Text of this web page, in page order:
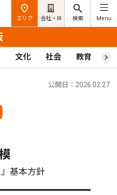
エリア 会社・IR 検索 Menu
文化 社会 教育 ス
公開日：2026.02.27
基本方針